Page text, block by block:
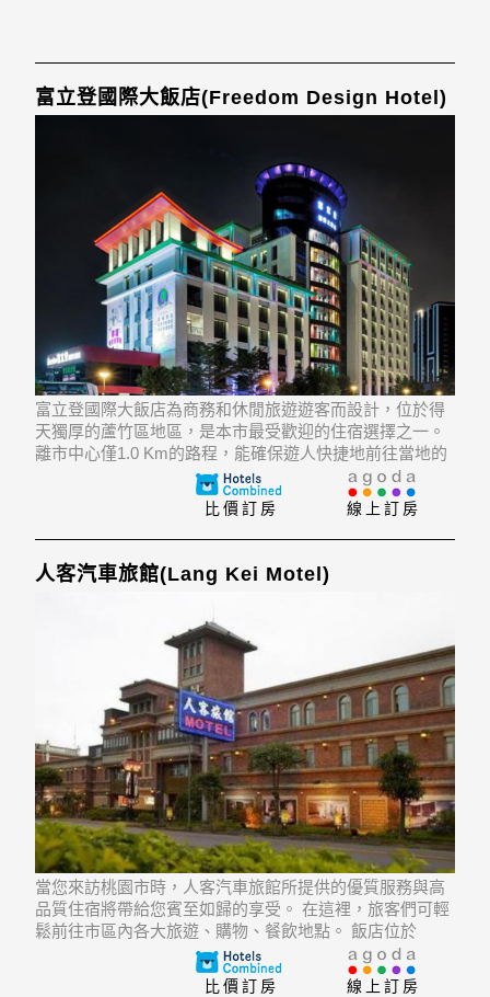
富立登國際大飯店(Freedom Design Hotel)
富立登國際大飯店為商務和休閒旅遊遊客而設計，位於得
天獨厚的蘆竹區地區，是本市最受歡迎的住宿選擇之一。
離市中心僅1.0 Km的路程，能確保遊人快捷地前往當地的
旅遊景點。 飯店位於Wufugong, Yimei Tourist Factory,
Dashu Night Market的不遠處，遊客們在旅
線上訂房
比價訂房
人客汽車旅館(Lang Kei Motel)
當您來訪桃園市時，人客汽車旅館所提供的優質服務與高
品質住宿將帶給您賓至如歸的享受。 在這裡，旅客們可輕
鬆前往市區內各大旅遊、購物、餐飲地點。 飯店位於
Yuanzhumin Cultural Center, Zhaimingsi, Renhan Temple
的不遠處，遊客們在旅遊觀光時大可不必捨近求遠
線上訂房
比價訂房